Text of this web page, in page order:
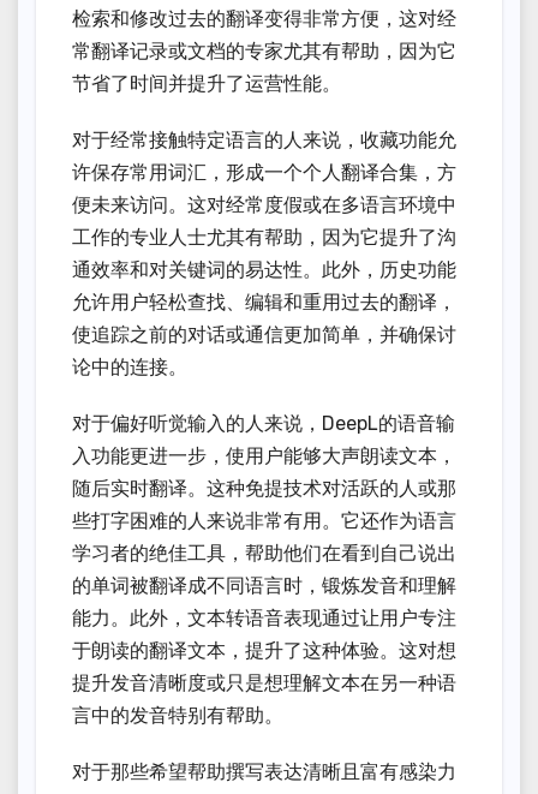
检索和修改过去的翻译变得非常方便，这对经
常翻译记录或文档的专家尤其有帮助，因为它
节省了时间并提升了运营性能。
对于经常接触特定语言的人来说，收藏功能允
许保存常用词汇，形成一个个人翻译合集，方
便未来访问。这对经常度假或在多语言环境中
工作的专业人士尤其有帮助，因为它提升了沟
通效率和对关键词的易达性。此外，历史功能
允许用户轻松查找、编辑和重用过去的翻译，
使追踪之前的对话或通信更加简单，并确保讨
论中的连接。
对于偏好听觉输入的人来说，DeepL的语音输
入功能更进一步，使用户能够大声朗读文本，
随后实时翻译。这种免提技术对活跃的人或那
些打字困难的人来说非常有用。它还作为语言
学习者的绝佳工具，帮助他们在看到自己说出
的单词被翻译成不同语言时，锻炼发音和理解
能力。此外，文本转语音表现通过让用户专注
于朗读的翻译文本，提升了这种体验。这对想
提升发音清晰度或只是想理解文本在另一种语
言中的发音特别有帮助。
对于那些希望帮助撰写表达清晰且富有感染力